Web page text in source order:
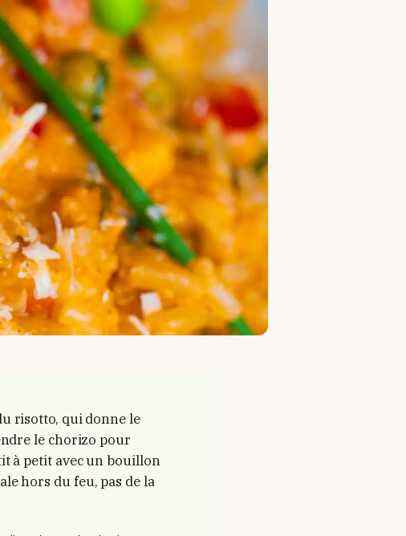
risotto, qui donne le
le chorizo pour
à petit avec un bouillon
hors du feu, pas de la